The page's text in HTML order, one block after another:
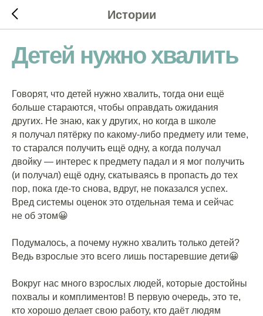
Истории
Детей нужно хвалить
Говорят, что детей нужно хвалить, тогда они ещё
больше стараются, чтобы оправдать ожидания
других. Не знаю, как у других, но когда в школе
я получал пятёрку по какому-либо предмету или теме,
то старался получить ещё одну, а когда получал
двойку — интерес к предмету падал и я мог получить
(и получал) ещё одну, скатываясь в пропасть до тех
пор, пока где-то снова, вдруг, не показался успех.
Вред системы оценок это отдельная тема и сейчас
не об этом😀
Подумалось, а почему нужно хвалить только детей?
Ведь взрослые это всего лишь постаревшие дети😀
Вокруг нас много взрослых людей, которые достойны
похвалы и комплиментов! В первую очередь, это те,
кто хорошо делает свою работу, кто даёт людям